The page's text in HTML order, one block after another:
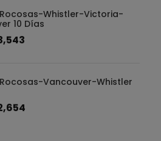
Whistler-Victoria-
10 Días
Vancouver-Whistler